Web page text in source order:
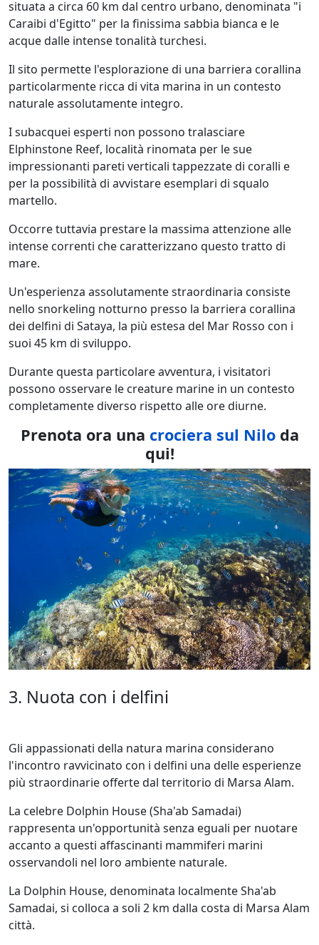
situata a circa 60 km dal centro urbano, denominata "i
Caraibi d'Egitto" per la finissima sabbia bianca e le
acque dalle intense tonalità turchesi.
Il sito permette l'esplorazione di una barriera corallina
particolarmente ricca di vita marina in un contesto
naturale assolutamente integro.
I subacquei esperti non possono tralasciare
Elphinstone Reef, località rinomata per le sue
impressionanti pareti verticali tappezzate di coralli e
per la possibilità di avvistare esemplari di squalo
martello.
Occorre tuttavia prestare la massima attenzione alle
intense correnti che caratterizzano questo tratto di
mare.
Un'esperienza assolutamente straordinaria consiste
nello snorkeling notturno presso la barriera corallina
dei delfini di Sataya, la più estesa del Mar Rosso con i
suoi 45 km di sviluppo.
Durante questa particolare avventura, i visitatori
possono osservare le creature marine in un contesto
completamente diverso rispetto alle ore diurne.
Prenota ora una crociera sul Niloda
qui!
3. Nuota con i delfini
Gli appassionati della natura marina considerano
l'incontro ravvicinato con i delfini una delle esperienze
più straordinarie offerte dal territorio di Marsa Alam.
La celebre Dolphin House (Sha'ab Samadai)
rappresenta un'opportunità senza eguali per nuotare
accanto a questi affascinanti mammiferi marini
osservandoli nel loro ambiente naturale.
La Dolphin House, denominata localmente Sha'ab
Samadai, si colloca a soli 2 km dalla costa di Marsa Alam
città.